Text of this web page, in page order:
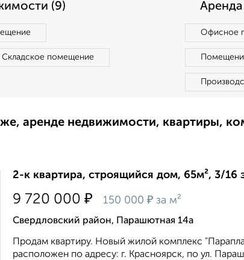
(9)
Складское помещение
Офисное
аренде недвижимости, квартиры,
2-к квартира, строящийся дом, 65м², 3/16
9 720 000 ₽ 150 000 ₽ за м²
Свердловский район, Парашютная 14а
Продам квартиру. Новый жилой комплекс
расположен по адресу: г. Красноярск, по ул.